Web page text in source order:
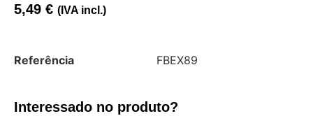
5,49 € (IVA incl.)
Referência FBEX89
Interessado no produto?